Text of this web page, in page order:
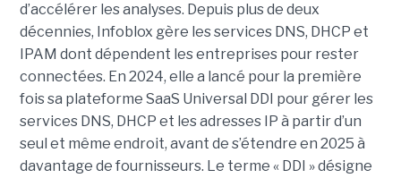
d’accélérer les analyses. Depuis plus de deux
décennies, Infoblox gère les services DNS, DHCP et
IPAM dont dépendent les entreprises pour rester
connectées. En 2024, elle a lancé pour la première
fois sa plateforme SaaS Universal DDI pour gérer les
services DNS, DHCP et les adresses IP à partir d’un
seul et même endroit, avant de s’étendre en 2025 à
davantage de fournisseurs. Le terme « DDI » désigne